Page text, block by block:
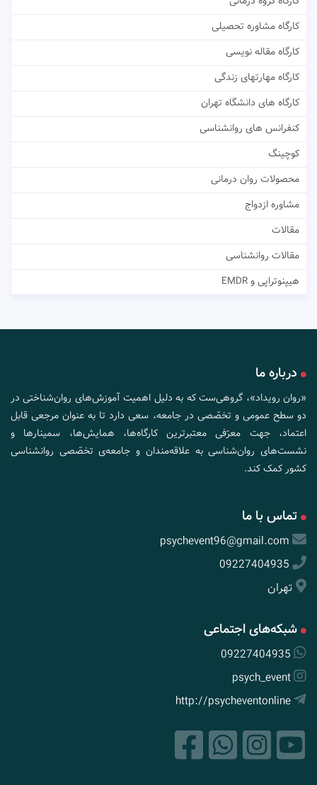
کارگاه مشاوره تحصیلی
کارگاه مقاله نویسی
کارگاه مهارتهای زندگی
کارگاه های دانشگاه تهران
کنفرانس های روانشناسی
کوچینگ
محصولات روان درمانی
مشاوره ازدواج
مقالات
مقالات روانشناسی
هیپنوتراپی و EMDR
درباره ما
«روان رویداد»، گروهی‌ست که به دلیل اهمیت آموزش‌های روان‌شناختی در
دو سطح عمومی و تخصّصی در جامعه، سعی دارد تا به عنوان مرجعی قابل
اعتماد، جهت معرّفی معتبرترین کارگاه‌ها، همایش‌ها، سمینارها و
نشست‌های روان‌شناسی به علاقه‌مندان و جامعه‌ی تخصّصی روانشناسی
کشور کمک کند.
تماس با ما
psychevent96@gmail.com
09227404935
تهران
شبکه‌های اجتماعی
09227404935
psych_event
http://psycheventonline